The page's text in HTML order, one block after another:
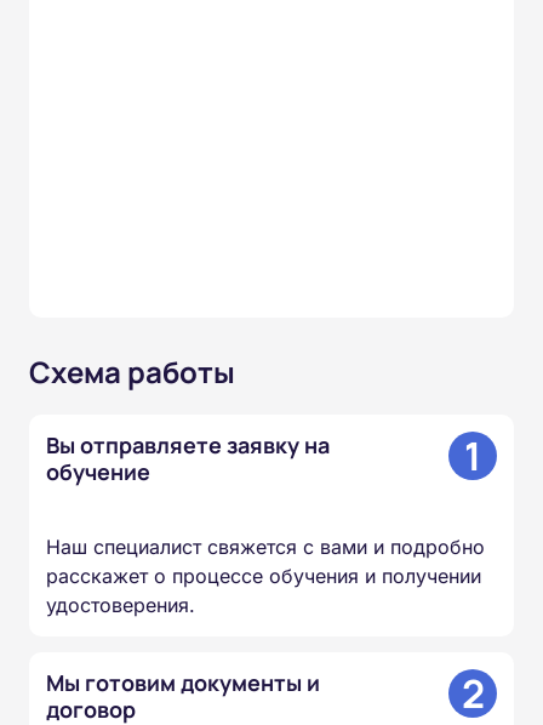
Схема работы
Вы отправляете заявку на
обучение
1
Наш специалист свяжется с вами и подробно
расскажет о процессе обучения и получении
удостоверения.
Мы готовим документы и
договор
2